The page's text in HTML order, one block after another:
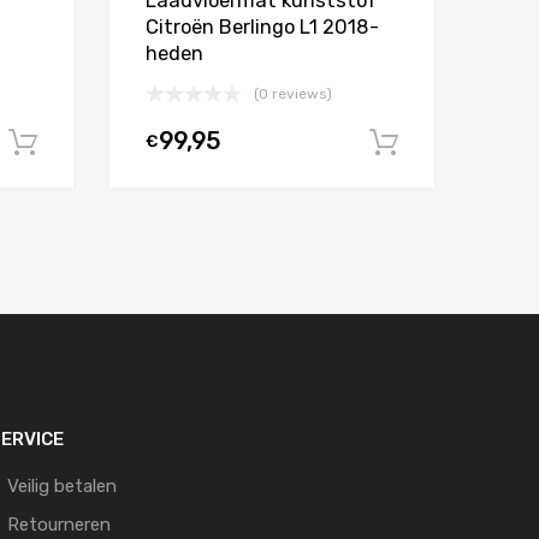
In winkelwagen
Citroën Berlingo L1 2018-
heden
(0 reviews)
€99,95
Veilig betalen
Retourneren